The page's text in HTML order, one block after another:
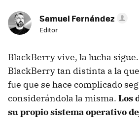
Samuel Fernández
Editor
BlackBerry vive, la lucha
BlackBerry tan distinta a la
fue que se hace complicado
considerándola la misma. Los
su propio sistema operativo